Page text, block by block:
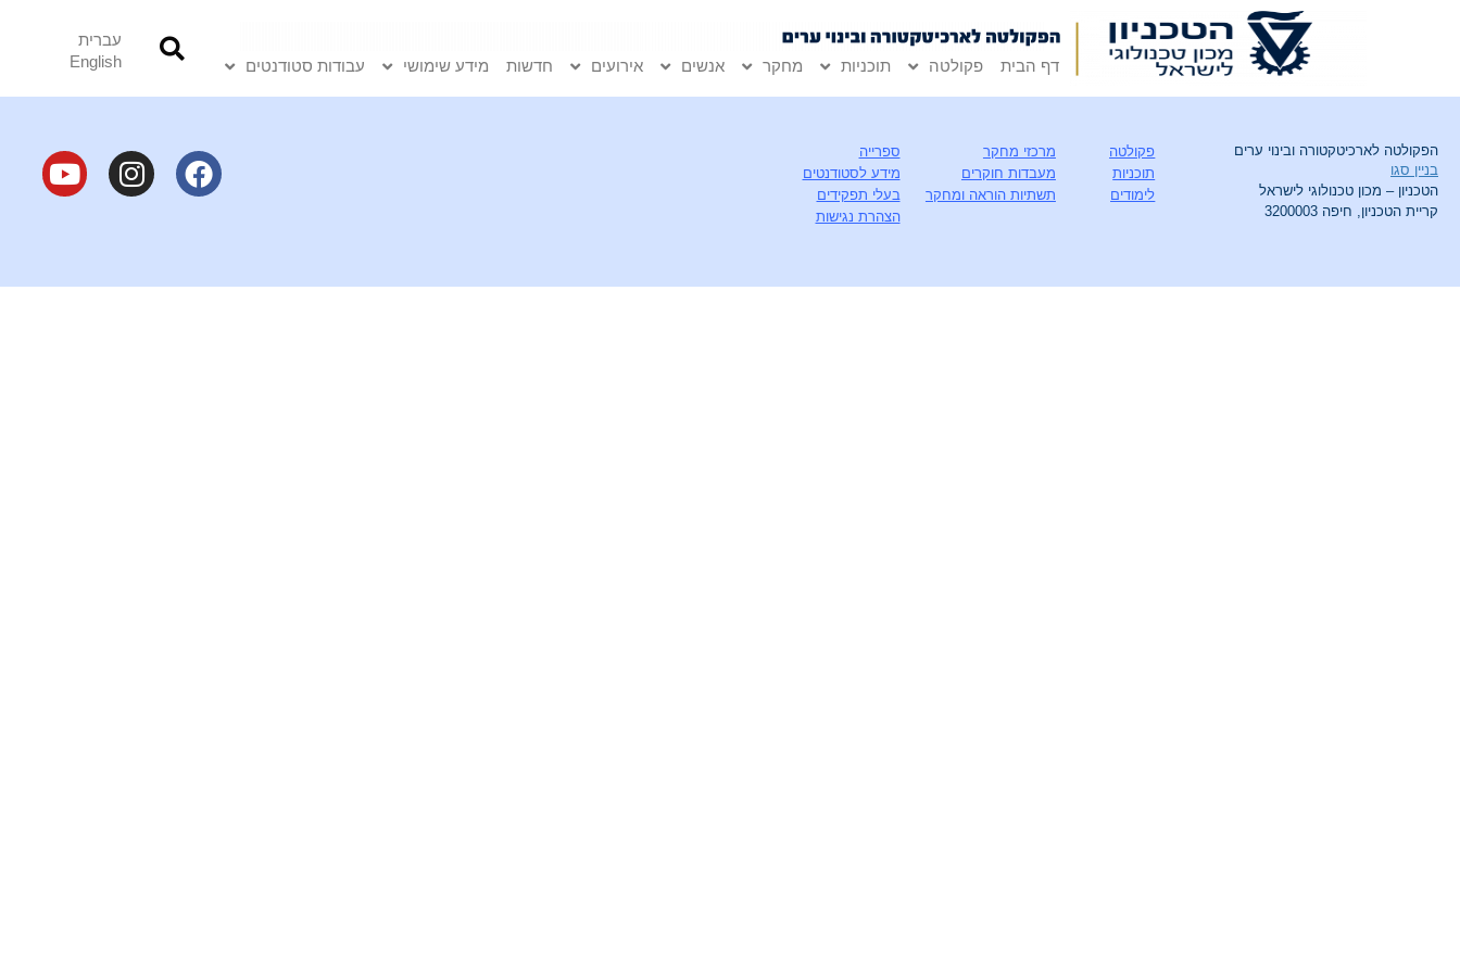
דף הבית פקולטה תוכניות מחקר אנשים אירועים חדשות מידע שימושי עבודות סטודנטים
עברית
English
הפקולטה לארכיטקטורה ובינוי ערים
בניין סגו
הטכניון – מכון טכנולוגי לישראל
קריית הטכניון, חיפה 3200003
פקולטה
תוכניות
לימודים
מרכזי מחקר
מעבדות חוקרים
תשתיות הוראה ומחקר
ספרייה
מידע לסטודנטים
בעלי תפקידים
הצהרת נגישות